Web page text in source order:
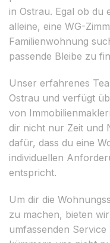
in Ostrau. Egal ob du
alleine, eine WG-
Familienwohnung
passende Bleibe zu
Unser erfahrenes
Ostrau und verfügt
von
dir nicht nur Zeit und
dafür, dass du eine
individuellen
entspricht.
Um dir die
zu machen, bieten
umfassenden